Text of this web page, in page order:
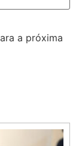
a próxima